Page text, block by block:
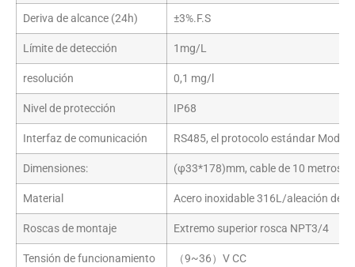
Deriva de alcance (24h) ±3%.F.S
Límite de detección 1mg/L
resolución 0,1 mg/l
Nivel de protección IP68
Interfaz de comunicación RS485, el protocolo estándar
Dimensiones: (φ33*178)mm, cable de 10 metros
Material Acero inoxidable 316L/aleación de
Roscas de montaje Extremo superior rosca NPT3/4
Tensión de funcionamiento （9~36）V CC